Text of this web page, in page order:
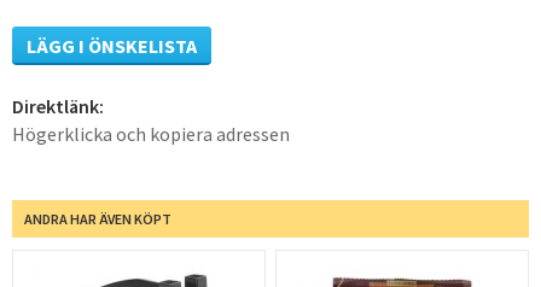
LÄGG I ÖNSKELISTA
Direktlänk:
Högerklicka och kopiera adressen
ANDRA HAR ÄVEN KÖPT